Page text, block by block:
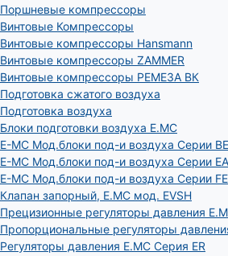
Поршневые компрессоры
Винтовые Компрессоры
Винтовые компрессоры Hansmann
Винтовые компрессоры ZAMMER
Винтовые компрессоры РЕМЕЗА ВК
Подготовка сжатого воздуха
Подготовка воздуха
Блоки подготовки воздуха E.MC
E-MC Мод.блоки под-и воздуха Серии
E-MC Мод.блоки под-и воздуха Серии EA
E-MC Мод.блоки под-и воздуха Серии FE
Клапан запорный, E.MC мод. EVSH
Прецизионные регуляторы давления
Пропорциональные регуляторы
Регуляторы давления E.MC Серия ER